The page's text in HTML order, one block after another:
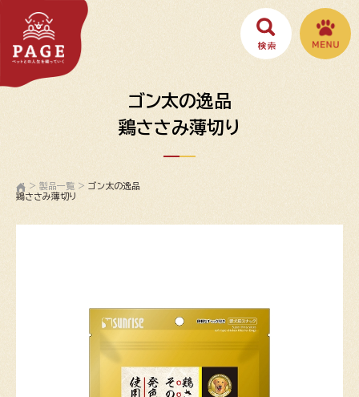
ゴン太の逸品
鶏ささみ薄切り
> 製品一覧 > ゴン太の逸品
鶏ささみ薄切り